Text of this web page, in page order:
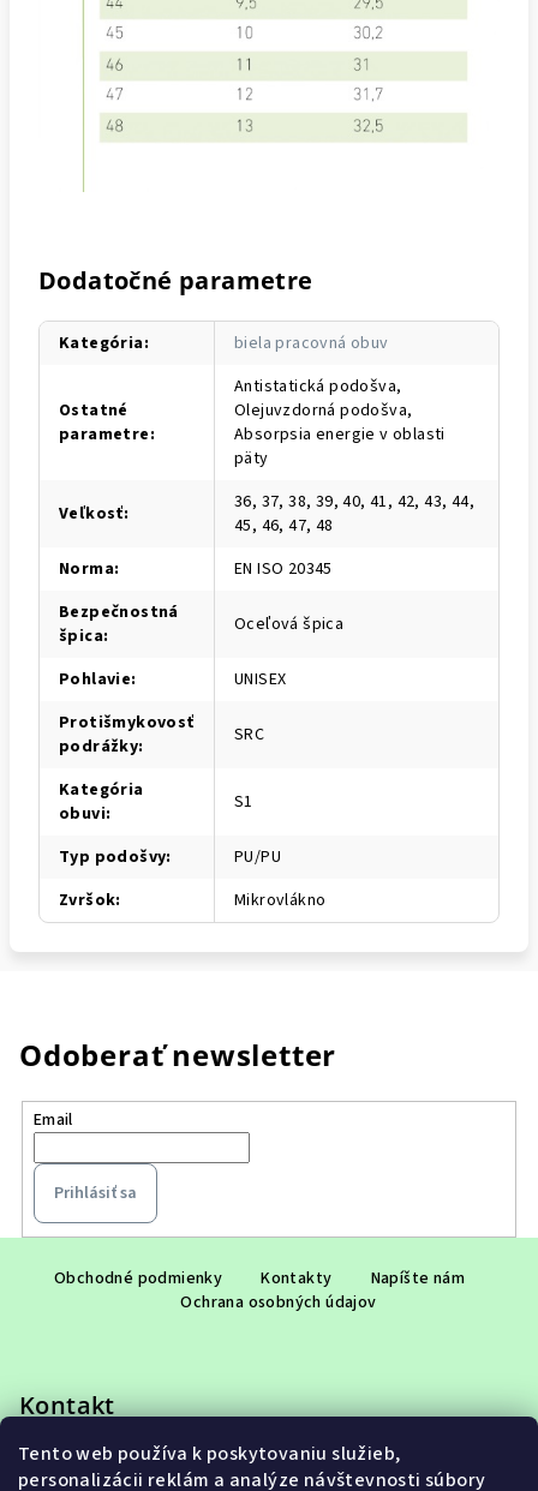
Tento web používa k poskytovaniu služieb,
personalizácii reklám a analýze návštevnosti súbory
Dodatočné parametre
Kategória: biela pracovná obuv
Ostatné
parametre:
Antistatická podošva,
Olejuvzdorná podošva,
Absorpsia energie v oblasti
päty
Veľkosť:
36, 37, 38, 39, 40, 41, 42, 43, 44,
45, 46, 47, 48
Norma:
EN ISO 20345
Bezpečnostná
špica: Oceľová špica
Pohlavie:
UNISEX
Protišmykovosť
podrážky: SRC
Kategória
obuvi: S1
Typ podošvy:
PU/PU
Zvršok: Mikrovlákno
Odoberať newsletter
Email
Prihlásiť sa
i
Obchodné podmienky Kontakty
Napíšte nám
Ochrana osobných údajov
Kontakt
eshop@adet.sk
+421 948 953 910